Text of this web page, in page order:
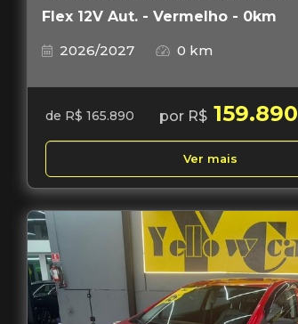
Flex 12V Aut. - Vermelho - 0km
2026/2027
0 km
de R$ 165.890 por R$ 159.890
Ver mais